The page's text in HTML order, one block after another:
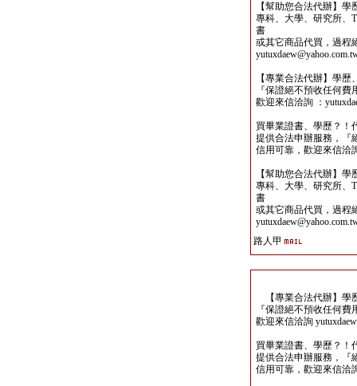
【幫助您合法代辦】
專科、大學、研究所、
書
或其它商品代買，過程
【專業合法代辦】學
『保證絕不預收任何
歡迎來信洽詢 ：
買畢業證書、學歷？！
提供合法申辦服務，『
信用可靠，歡迎來信洽
【幫助您合法代辦】
專科、大學、研究所、
書
或其它商品代買，過程
路人甲
【專業合法代辦】學
『保證絕不預收任何
歡迎來信洽詢
買畢業證書、學歷？！
提供合法申辦服務，『
信用可靠，歡迎來信洽